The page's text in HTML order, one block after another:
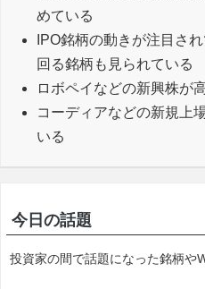
めている
IPO銘柄の動きが注目さ
回る銘柄も見られている
ロボペイなどの新興株が
コーディアなどの新規上
いる
今日の話題
投資家の間で話題になった銘柄や